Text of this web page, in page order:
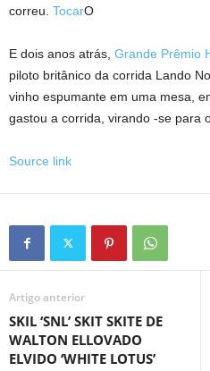
correu. TocarO
E dois anos atrás, Grande Prêmio
piloto britânico da corrida Lando
vinho espumante em uma mesa,
gastou a corrida, virando -se para
Source link
Artigo anterior
SKIL ‘SNL’ SKIT SKITE DE
WALTON ELLOVADO
ELVIDO ‘WHITE LOTUS’